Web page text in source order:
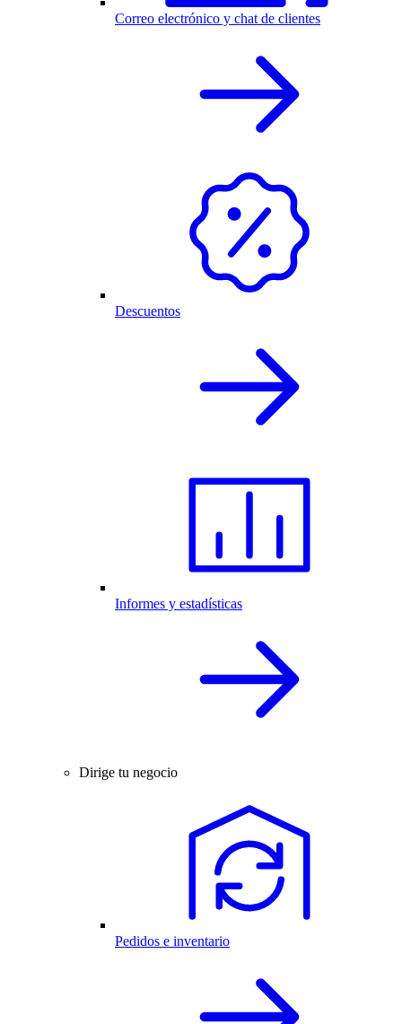
Correo electrónico y chat de clientes
Descuentos
Informes y estadísticas
Dirige tu negocio
Pedidos e inventario